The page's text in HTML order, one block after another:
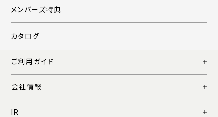
メンバーズ特典
カタログ
ご利用ガイド
会社情報
IR